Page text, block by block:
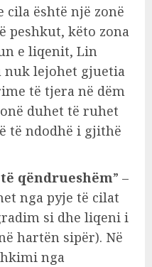
cila është një zonë
peshkut, këto zona
e liqenit, Lin
nuk lejohet gjuetia
të tjera në dëm
duhet të ruhet
të ndodhë i gjithë
qëndrueshëm” –
nga pyje të cilat
si dhe liqeni i
hartën sipër). Në
nga